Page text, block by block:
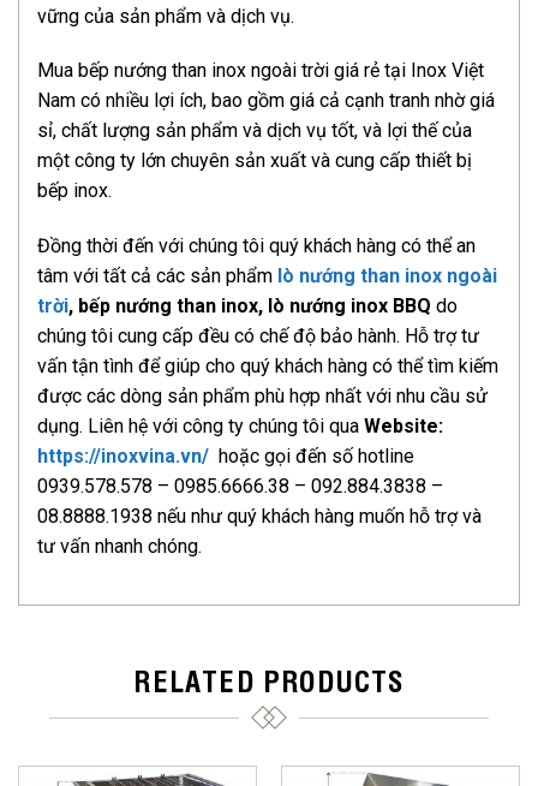
vững của sản phẩm và dịch vụ.
Mua bếp nướng than inox ngoài trời giá rẻ tại Inox Việt
Nam có nhiều lợi ích, bao gồm giá cả cạnh tranh nhờ giá
sỉ, chất lượng sản phẩm và dịch vụ tốt, và lợi thế của
một công ty lớn chuyên sản xuất và cung cấp thiết bị
bếp inox.
Đồng thời đến với chúng tôi quý khách hàng có thể an
tâm với tất cả các sản phẩm lò nướng than inox ngoài
trời, bếp nướng than inox, lò nướng inox BBQ do
chúng tôi cung cấp đều có chế độ bảo hành. Hỗ trợ tư
vấn tận tình để giúp cho quý khách hàng có thể tìm kiếm
được các dòng sản phẩm phù hợp nhất với nhu cầu sử
dụng. Liên hệ với công ty chúng tôi qua Website:
https://inoxvina.vn/ hoặc gọi đến số hotline
0939.578.578 – 0985.6666.38 – 092.884.3838 –
08.8888.1938 nếu như quý khách hàng muốn hỗ trợ và
tư vấn nhanh chóng.
RELATED PRODUCTS